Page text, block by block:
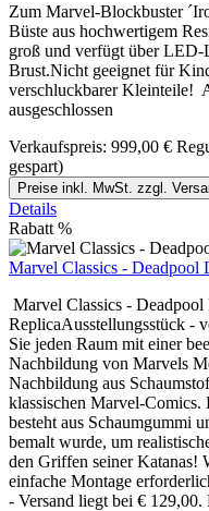
Zum Marvel-Blockbuster
Büste aus hochwertigem
groß und verfügt über LED-
Brust.Nicht geeignet für
verschluckbarer Kleinteile!
ausgeschlossen
Verkaufspreis: 999,00 €
gespart)
Preise inkl. MwSt. zzgl.
Details
Rabatt %
Marvel Classics - Deadpool
Marvel Classics -
ReplicaAusstellungsstück -
Sie jeden Raum mit einer
Nachbildung von Marvels
Nachbildung aus
klassischen Marvel-Comics.
besteht aus Schaumgummi
bemalt wurde, um
den Griffen seiner Katanas!
einfache Montage
- Versand liegt bei €